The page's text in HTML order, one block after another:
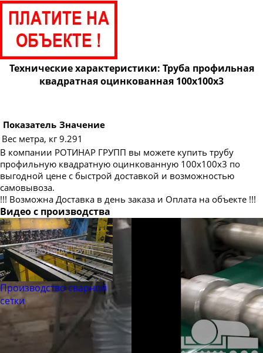
Технические характеристики: Труба профильная
квадратная оцинкованная 100х100х3
Показатель Значение
Вес метра, кг 9.291
В компании РОТИНАР ГРУПП вы можете купить трубу
профильную квадратную оцинкованную 100х100х3 по
выгодной цене с быстрой доставкой и возможностью
самовывоза.
!!! Возможна Доставка в день заказа и Оплата на объекте !!!
Видео с производства
Производство сварной
сетки